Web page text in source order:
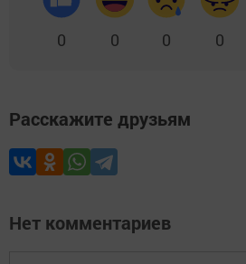
0 0 0 0
Расскажите друзьям
Нет комментариев